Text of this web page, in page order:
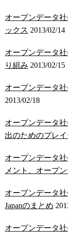
オープンデータ
ックス 2013/02/14
オープンデータ
り組み 2013/02/15
オープンデータ
2013/02/18
オープンデータ
出のためのプレ
オープンデータ
メント、オープ
オープンデータ社
Japanのまとめ
オープンデータ